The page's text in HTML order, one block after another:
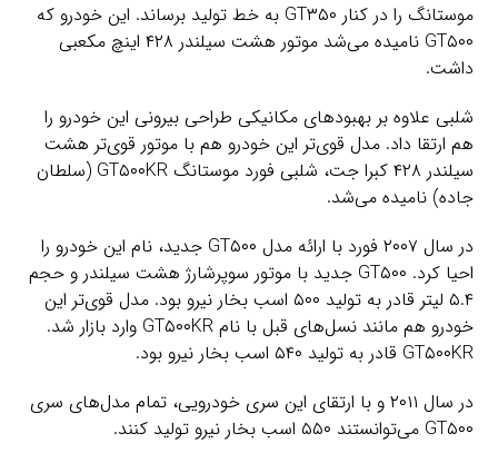
موستانگ را در کنار GT۳۵۰ به خط تولید برساند. این خودرو که
GT۵۰۰ نامیده می‌شد موتور هشت سیلندر ۴۲۸ اینچ مکعبی
داشت.
شلبی علاوه بر بهبودهای مکانیکی طراحی بیرونی این خودرو را
هم ارتقا داد. مدل قوی‌تر این خودرو هم با موتور قوی‌تر هشت
سیلندر ۴۲۸ کبرا جت، شلبی فورد موستانگ GT۵۰۰KR (سلطان
جاده) نامیده می‌شد.
در سال ۲۰۰۷ فورد با ارائه مدل GT۵۰۰ جدید، نام این خودرو را
احیا کرد. GT۵۰۰ جدید با موتور سوپرشارژ هشت سیلندر و حجم
۵.۴ لیتر قادر به تولید ۵۰۰ اسب بخار نیرو بود. مدل قوی‌تر این
خودرو هم مانند نسل‌های قبل با نام GT۵۰۰KR وارد بازار شد.
GT۵۰۰KR قادر به تولید ۵۴۰ اسب بخار نیرو بود.
در سال ۲۰۱۱ و با ارتقای این سری خودرویی، تمام مدل‌های سری
GT۵۰۰ می‌توانستند ۵۵۰ اسب بخار نیرو تولید کنند.